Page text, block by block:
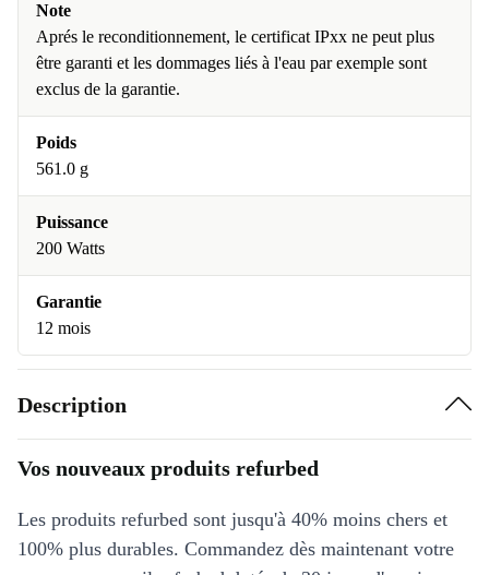
Note
Aprés le reconditionnement, le certificat IPxx ne peut plus
être garanti et les dommages liés à l'eau par exemple sont
exclus de la garantie.
Poids
561.0 g
Puissance
200 Watts
Garantie
12 mois
Description
Vos nouveaux produits refurbed
Les produits refurbed sont jusqu'à 40% moins chers et
100% plus durables. Commandez dès maintenant votre